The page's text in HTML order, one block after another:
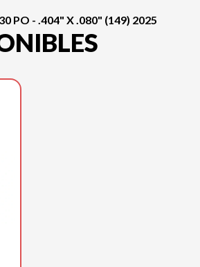
PO - .404" X .080" (149) 2025